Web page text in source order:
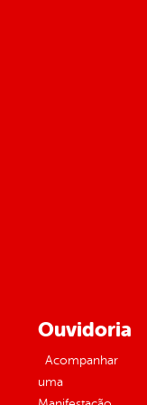
Ouvidoria
Acompanhar
uma